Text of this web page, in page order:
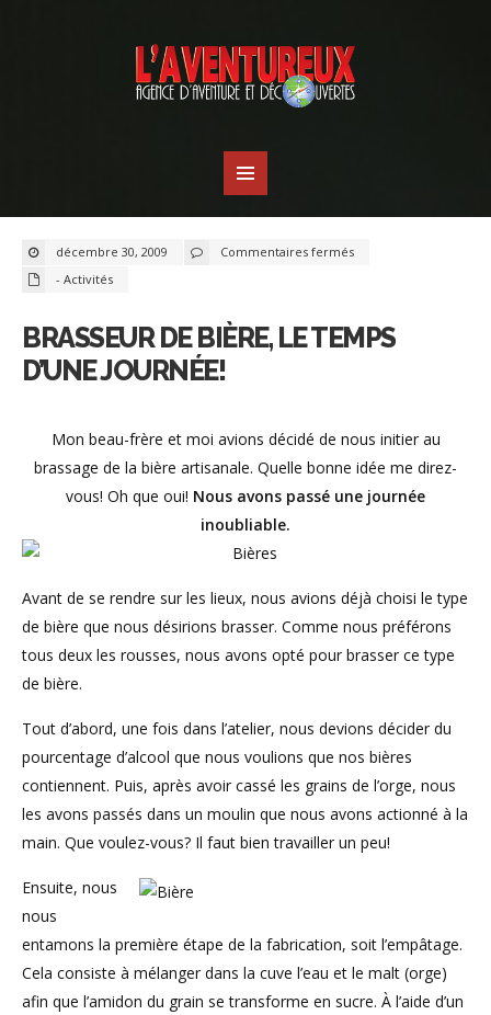
décembre 30, 2009 Commentaires ferméssur
Brasseur
journée!
- Activités
BRASSEUR DE BIÈRE, LE TEMPS
D’UNE JOURNÉE!
Mon beau-frère et moi avions décidé de nous initier au
brassage de la bière artisanale. Quelle bonne idée me direz-
vous! Oh que oui! Nous avons passé une journée
inoubliable.
Avant de se rendre sur les lieux, nous avions déjà choisi le type
de bière que nous désirions brasser. Comme nous préférons
tous deux les rousses, nous avons opté pour brasser ce type
de bière.
Tout d’abord, une fois dans l’atelier, nous devions décider du
pourcentage d’alcool que nous voulions que nos bières
contiennent. Puis, après avoir cassé les grains de l’orge, nous
les avons passés dans un moulin que nous avons actionné à la
main. Que voulez-vous? Il faut bien travailler un peu!
Ensuite, nous
nous
entamons la première étape de la fabrication, soit l’empâtage.
Cela consiste à mélanger dans la cuve l’eau et le malt (orge)
afin que l’amidon du grain se transforme en sucre. À l’aide d’un